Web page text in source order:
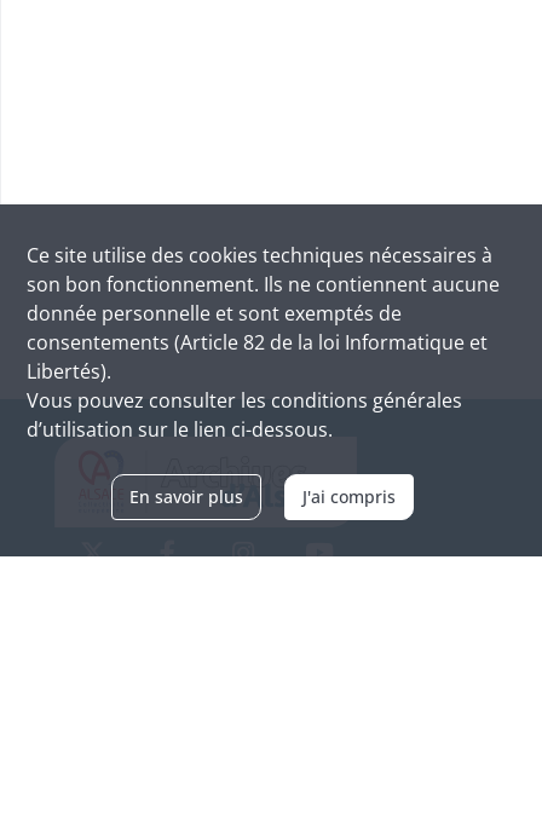
Ce site utilise des cookies techniques nécessaires à
son bon fonctionnement. Ils ne contiennent aucune
donnée personnelle et sont exemptés de
consentements (Article 82 de la loi Informatique et
Libertés).
Vous pouvez consulter les conditions générales
d’utilisation sur le lien ci-dessous.
En savoir plus J'ai compris